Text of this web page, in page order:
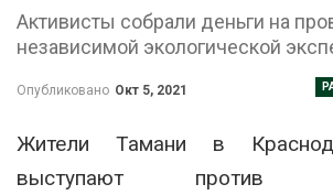
Активисты собрали деньги на
независимой экологической
Опубликовано Окт 5, 2021
Жители Тамани в
выступают против